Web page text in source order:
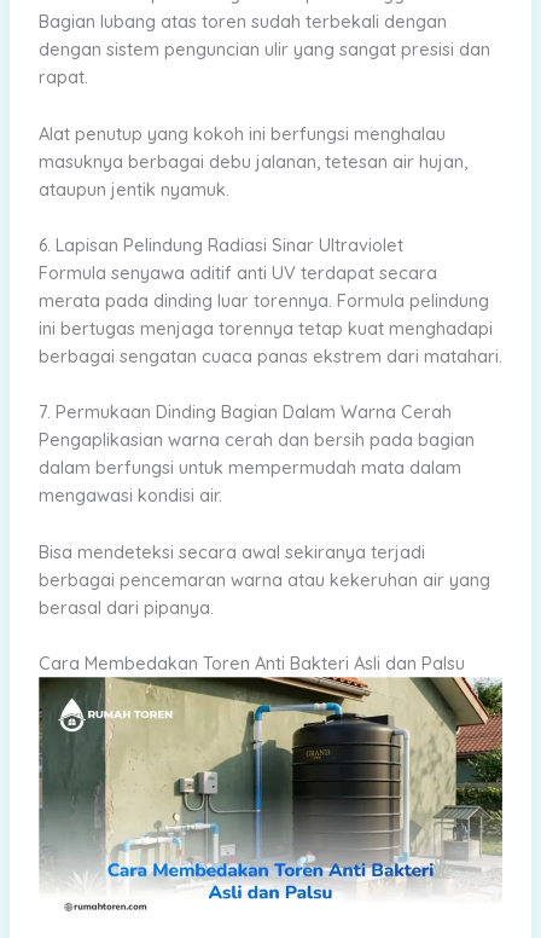
Bagian lubang atas toren sudah terbekali dengan
dengan sistem penguncian ulir yang sangat presisi dan
rapat.
Alat penutup yang kokoh ini berfungsi menghalau
masuknya berbagai debu jalanan, tetesan air hujan,
ataupun jentik nyamuk.
6. Lapisan Pelindung Radiasi Sinar Ultraviolet
Formula senyawa aditif anti UV terdapat secara
merata pada dinding luar torennya. Formula pelindung
ini bertugas menjaga torennya tetap kuat menghadapi
berbagai sengatan cuaca panas ekstrem dari matahari.
7. Permukaan Dinding Bagian Dalam Warna Cerah
Pengaplikasian warna cerah dan bersih pada bagian
dalam berfungsi untuk mempermudah mata dalam
mengawasi kondisi air.
Bisa mendeteksi secara awal sekiranya terjadi
berbagai pencemaran warna atau kekeruhan air yang
berasal dari pipanya.
Cara Membedakan Toren Anti Bakteri Asli dan Palsu